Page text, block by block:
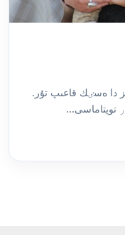
العاشقى مەرەكەسٸ 8 ناۋرىز دا ەسٸك قاعىپ تۇر.
توپتاماسى...